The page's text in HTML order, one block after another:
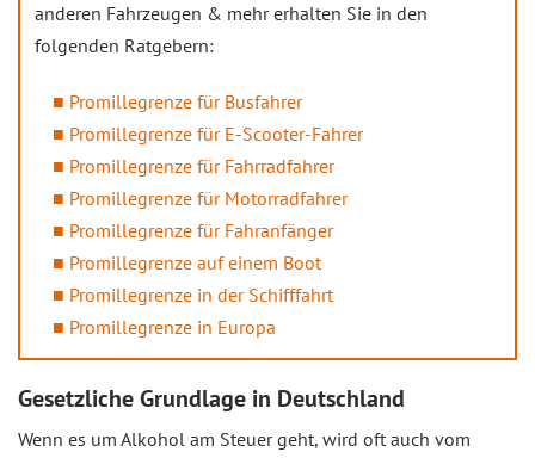
anderen Fahrzeugen & mehr erhalten Sie in den
folgenden Ratgebern:
Promillegrenze für Busfahrer
Promillegrenze für E-Scooter-Fahrer
Promillegrenze für Fahrradfahrer
Promillegrenze für Motorradfahrer
Promillegrenze für Fahranfänger
Promillegrenze auf einem Boot
Promillegrenze in der Schifffahrt
Promillegrenze in Europa
Gesetzliche Grundlage in Deutschland
Wenn es um Alkohol am Steuer geht, wird oft auch vom